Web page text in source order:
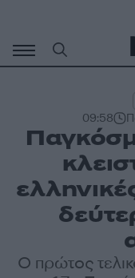
περιεχόμενο
09:58
Ο πρώτος